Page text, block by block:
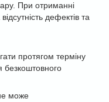
При отриманні
дефектів та
протягом терміну
безкоштовного
може